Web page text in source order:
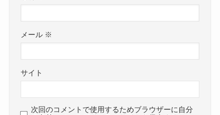
メール ※
サイト
次回のコメントで使用するためブラウザーに自分